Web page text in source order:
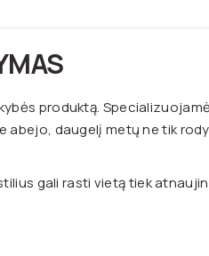
produktą.
abejo, daugelį metų ne tik
gali rasti vietą tiek